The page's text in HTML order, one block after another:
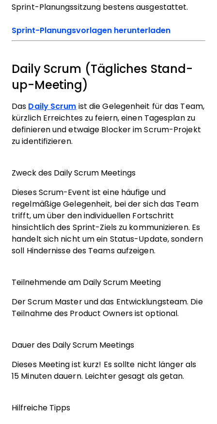
Sprint-Planungssitzung bestens ausgestattet.
Sprint-Planungsvorlagen herunterladen
Daily Scrum (Tägliches Stand-
up-Meeting)
Das Daily Scrum ist die Gelegenheit für das Team,
kürzlich Erreichtes zu feiern, einen Tagesplan zu
definieren und etwaige Blocker im Scrum-Projekt
zu identifizieren.
Zweck des Daily Scrum Meetings
Dieses Scrum-Event ist eine häufige und
regelmäßige Gelegenheit, bei der sich das Team
trifft, um über den individuellen Fortschritt
hinsichtlich des Sprint-Ziels zu kommunizieren. Es
handelt sich nicht um ein Status-Update, sondern
soll Hindernisse des Teams aufzeigen.
Teilnehmende am Daily Scrum Meeting
Der Scrum Master und das Entwicklungsteam. Die
Teilnahme des Product Owners ist optional.
Dauer des Daily Scrum Meetings
Dieses Meeting ist kurz! Es sollte nicht länger als
15 Minuten dauern. Leichter gesagt als getan.
Hilfreiche Tipps